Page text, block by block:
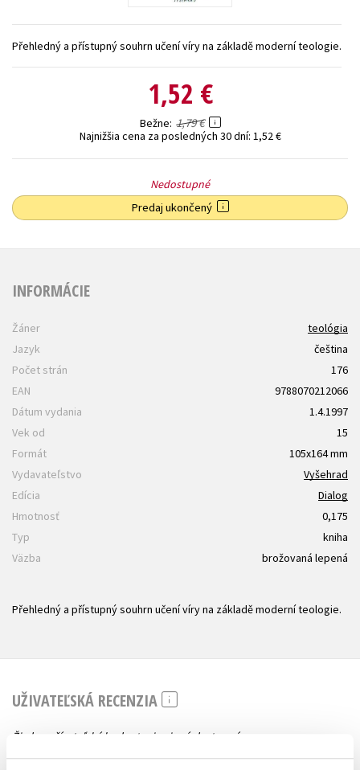
Technické vedy
Učebnice
Umenie a kultúra
Výchova a pedagogika
Young adult
Young adult (SK)
Všetky tituly
Přehledný a přístupný souhrn učení víry na základě moderní teologie.
1,52 €
Bežne 1,79 €
Najnižšia cena za posledných 30 dní: 1,52 €
Nedostupné
Predaj ukončený
INFORMÁCIE
Žáner
teológia
Jazyk
čeština
Počet strán
176
EAN
9788070212066
Dátum vydania
1.4.1997
Vek od
15
Formát
105x164 mm
Vydavateľstvo
Vyšehrad
Edícia
Dialog
Hmotnosť
0,175
Typ
kniha
Väzba
brožovaná lepená
Přehledný a přístupný souhrn učení víry na základě moderní teologie.
UŽIVATEĽSKÁ RECENZIA
Žiadne užívateľské hodnotenia nie sú dostupné.